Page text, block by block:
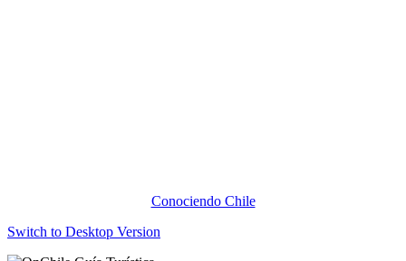
Conociendo Chile
Switch to Desktop Version